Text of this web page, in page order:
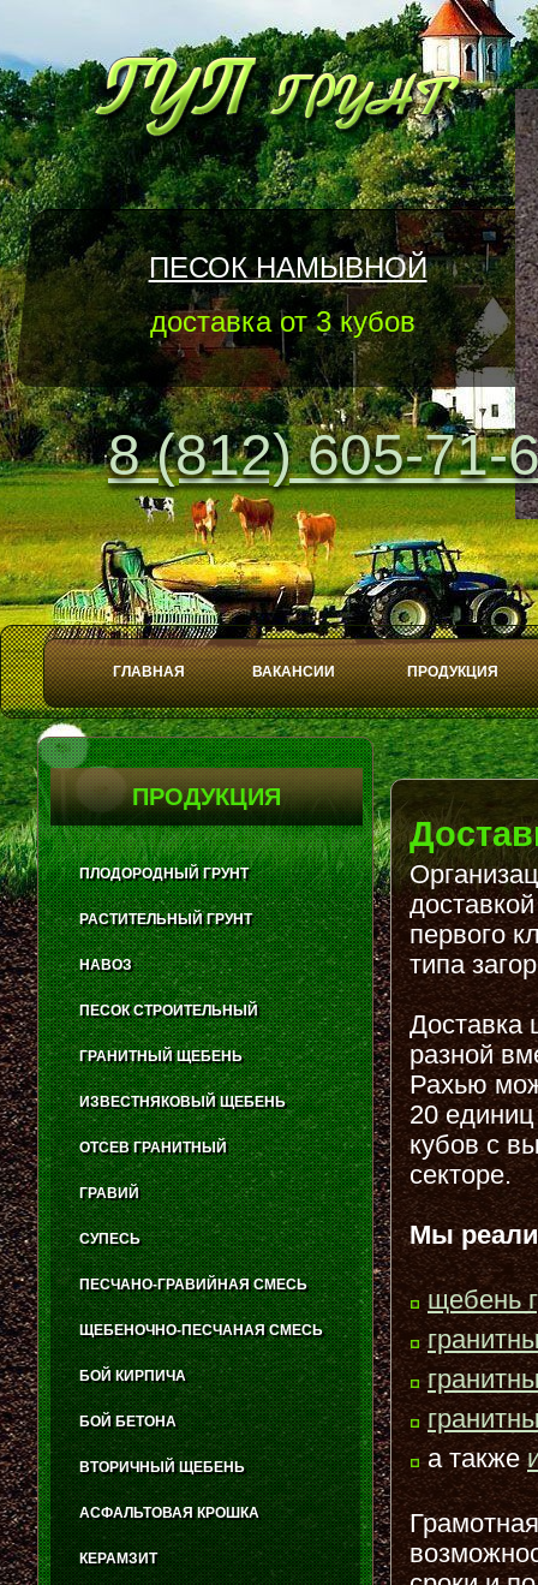
8 (812) 605-71-
ГЛАВНАЯ ВАКАНСИИ ПРОДУКЦИЯ
ПЕСОК НАМЫВНОЙ
доставка от 3 кубов
Play
Stop
первого
типа
Доставка
разной
Рахью
20
кубов с
секторе.
Мы
щебень
а также
ПРОДУКЦИЯ
ПЛОДОРОДНЫЙ ГРУНТ
РАСТИТЕЛЬНЫЙ ГРУНТ
НАВОЗ
ПЕСОК СТРОИТЕЛЬНЫЙ
ГРАНИТНЫЙ ЩЕБЕНЬ
ИЗВЕСТНЯКОВЫЙ ЩЕБЕНЬ
ОТСЕВ ГРАНИТНЫЙ
ГРАВИЙ
СУПЕСЬ
ПЕСЧАНО-ГРАВИЙНАЯ СМЕСЬ
ЩЕБЕНОЧНО-ПЕСЧАНАЯ СМЕСЬ
БОЙ КИРПИЧА
БОЙ БЕТОНА
ВТОРИЧНЫЙ ЩЕБЕНЬ
АСФАЛЬТОВАЯ КРОШКА
КЕРАМЗИТ